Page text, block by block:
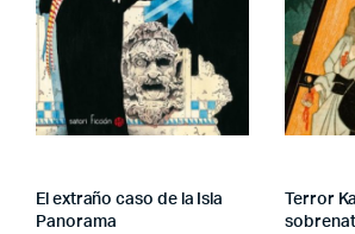
El extraño caso de la Isla
Panorama
Terror